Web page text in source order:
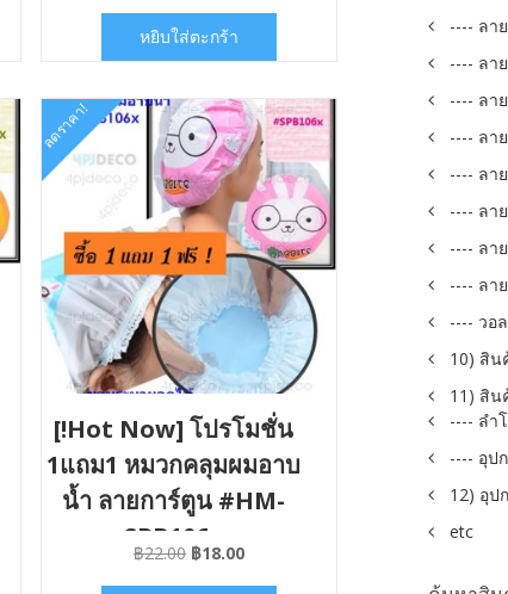
was:
หยิบใส่ตะกร้า
ลดราคา!
[!Hot Now] โปรโมชั่น
1แถม1 หมวกคลุมผมอาบ
น้ำ ลายการ์ตูน #HM-
SPB106x
฿22.00 Original
฿18.00Current
---- ลา
---- ลา
---- ลา
---- ลา
---- ลา
---- ลา
---- ลา
---- ลา
---- วอ
10) สิน
11) สิน
---- ลำ
---- อุป
12) อุป
etc